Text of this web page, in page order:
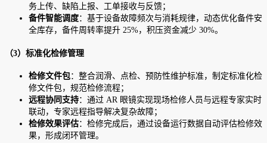
务上传、缺陷上报、工单接收与反馈；
备件智能调度：基于设备故障频次与消耗规律，动态优化备件安
全库存，备件周转率提升 25%，积压资金减少 30%。
（3）标准化检修管理
检修文件包：整合润滑、点检、预防性维护标准，制定标准化检
修文件包，规范检修流程；
远程协同支持：通过 AR 眼镜实现现场检修人员与远程专家实时
联动，专家远程指导解决复杂故障；
检修效果评估：检修完成后，通过设备运行数据自动评估检修效
果，形成闭环管理。